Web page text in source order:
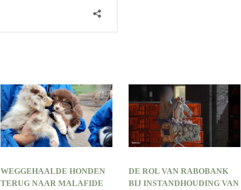
WEGGEHAALDE HONDEN
TERUG NAAR MALAFIDE
DE ROL VAN RABOBANK
BIJ INSTANDHOUDING VAN